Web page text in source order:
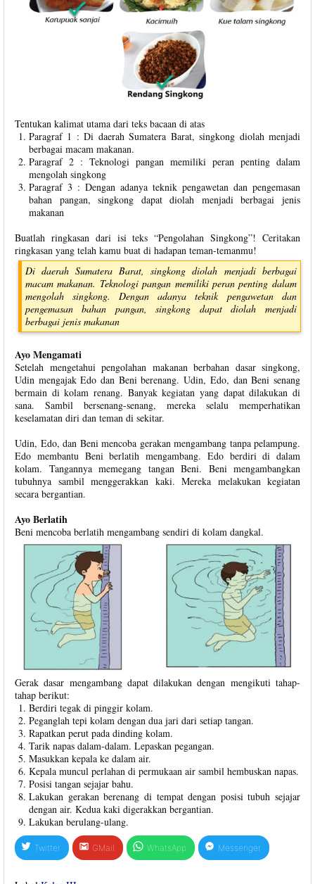
Tentukan kalimat utama dari teks bacaan di atas
Paragraf 1 : Di daerah Sumatera Barat, singkong diolah menjadi
berbagai macam makanan.
Paragraf 2 : Teknologi pangan memiliki peran penting dalam
mengolah singkong
Paragraf 3 : Dengan adanya teknik pengawetan dan pengemasan
bahan pangan, singkong dapat diolah menjadi berbagai jenis
makanan
Buatlah ringkasan dari isi teks “Pengolahan Singkong”! Ceritakan
ringkasan yang telah kamu buat di hadapan teman-temanmu!
Di daerah Sumatera Barat, singkong diolah menjadi berbagai
macam makanan. Teknologi pangan memiliki peran penting dalam
mengolah singkong. Dengan adanya teknik pengawetan dan
pengemasan bahan pangan, singkong dapat diolah menjadi
berbagai jenis makanan
Ayo Mengamati
Setelah mengetahui pengolahan makanan berbahan dasar singkong,
Udin mengajak Edo dan Beni berenang. Udin, Edo, dan Beni senang
bermain di kolam renang. Banyak kegiatan yang dapat dilakukan di
sana. Sambil bersenang-senang, mereka selalu memperhatikan
keselamatan diri dan teman di sekitar.
Udin, Edo, dan Beni mencoba gerakan mengambang tanpa pelampung.
Edo membantu Beni berlatih mengambang. Edo berdiri di dalam
kolam. Tangannya memegang tangan Beni. Beni mengambangkan
tubuhnya sambil menggerakkan kaki. Mereka melakukan kegiatan
secara bergantian.
Ayo Berlatih
Beni mencoba berlatih mengambang sendiri di kolam dangkal.
Gerak dasar mengambang dapat dilakukan dengan mengikuti tahap-
tahap berikut:
Berdiri tegak di pinggir kolam.
Peganglah tepi kolam dengan dua jari dari setiap tangan.
Rapatkan perut pada dinding kolam.
Tarik napas dalam-dalam. Lepaskan pegangan.
Masukkan kepala ke dalam air.
Kepala muncul perlahan di permukaan air sambil hembuskan napas.
Posisi tangan sejajar bahu.
Lakukan gerakan berenang di tempat dengan posisi tubuh sejajar
dengan air. Kedua kaki digerakkan bergantian.
Lakukan berulang-ulang.
Twitter GMail WhatsApp Messenger